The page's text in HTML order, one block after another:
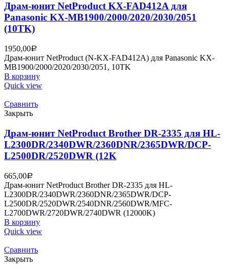
Драм-юнит NetProduct KX-FAD412A для
Panasonic KX-MB1900/2000/2020/2030/2051
(10TK)
1950,00Р
Драм-юнит NetProduct (N-KX-FAD412A) для Panasonic KX-
MB1900/2000/2020/2030/2051, 10TK
В корзину
Quick view
Сравнить
Закрыть
Драм-юнит NetProduct Brother DR-2335 для HL-
L2300DR/2340DWR/2360DNR/2365DWR/DCP-
L2500DR/2520DWR (12K
665,00Р
Драм-юнит NetProduct Brother DR-2335 для HL-
L2300DR/2340DWR/2360DNR/2365DWR/DCP-
L2500DR/2520DWR/2540DNR/2560DWR/MFC-
L2700DWR/2720DWR/2740DWR (12000K)
В корзину
Quick view
Сравнить
Закрыть